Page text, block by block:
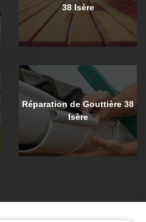
38 Isère
Réparation de Gouttière 38
Isère